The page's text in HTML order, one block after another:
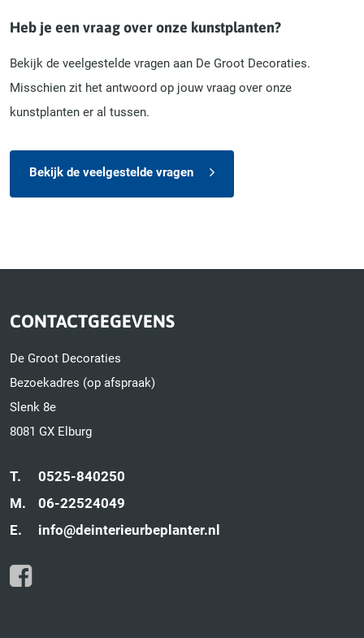
Heb je een vraag over onze kunstplanten?
Bekijk de veelgestelde vragen aan De Groot Decoraties.
Misschien zit het antwoord op jouw vraag over onze
kunstplanten er al tussen.
Bekijk de veelgestelde vragen
CONTACTGEGEVENS
De Groot Decoraties
Bezoekadres (op afspraak)
Slenk 8e
8081 GX Elburg
T.
0525-840250
M.
06-22524049
E.
info@deinterieurbeplanter.nl